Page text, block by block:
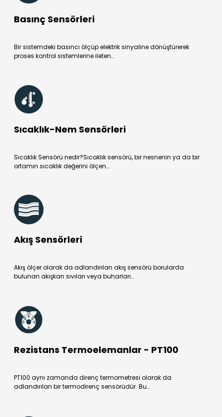
Basınç Sensörleri
Bir sistemdeki basıncı ölçüp elektrik sinyaline dönüştürerek
proses kontrol sistemlerine ileten…
Sıcaklık-Nem Sensörleri
Sıcaklık Sensörü nedir?Sıcaklık sensörü, bir nesnenin ya da bir
ortamın sıcaklık değerini ölçen…
Akış Sensörleri
Akış ölçer olarak da adlandırılan akış sensörü borularda
bulunan akışkan sıvıları veya buharları…
Rezistans Termoelemanlar - PT100
PT100 aynı zamanda direnç termometresi olarak da
adlandırılan bir termodirenç sensörüdür. Bu…